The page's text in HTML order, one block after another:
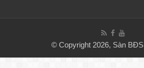
© Copyright 2026, Sàn BĐS